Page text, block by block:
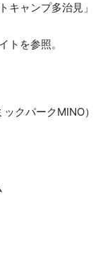
キャンプ多治見」
を参照。
クパークMINO）